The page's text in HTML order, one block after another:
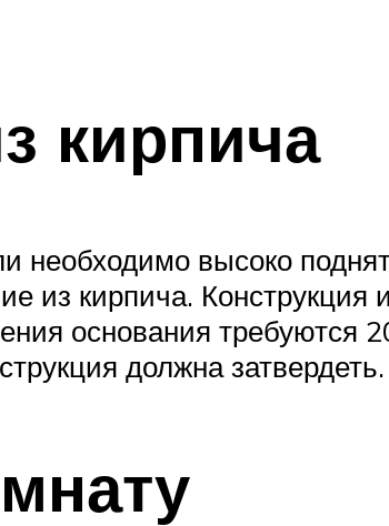
кирпича
необходимо высоко
из кирпича. Конструкция
основания требуются
должна затвердеть.